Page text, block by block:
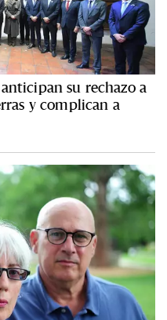
su rechazo a
y complican a